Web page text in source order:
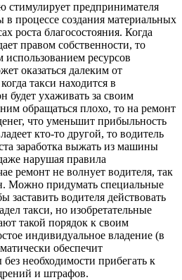
стимулирует предпринимателя
в процессе создания материальных
роста благосостояния. Когда
правом собственности, то
ресурсов
оказаться далеким от
такси находится в
будет ухаживать за своим
обращаться плохо, то на ремонт
что уменьшит прибыльность
кто-то другой, то водитель
заработка выжать из машины
нарушая правила
ремонт не волнует водителя, так
Можно придумать специальные
заставить водителя действовать
такси, но изобретательные
такой порядок к своим
индивидуальное владение (в
обеспечит
необходимости прибегать к
и штрафов.